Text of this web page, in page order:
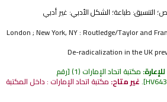
؛ التنسيق: طباعة؛ الشكل الأدبي: غير أدبي
London ; New York, NY : Routledge/Taylor and
De-radicalization in the UK
مكتبة اتحاد الإمارات (1) رقم
.غير متاح: مكتبة اتحاد الإمارات : داخل المكتبة